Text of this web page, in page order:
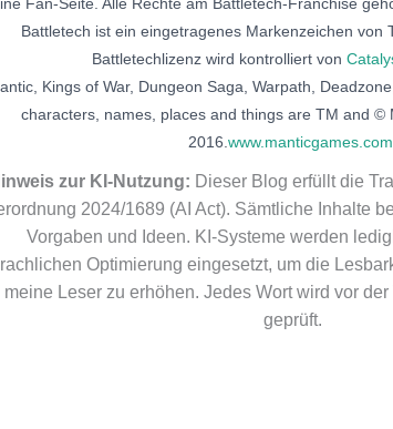
Battletech ist ein eingetragenes Markenzeichen von
Battletechlizenz wird kontrolliert von
Kings of War, Dungeon Saga, Warpath,
characters, names, places and things are TM and ©
2016. www.manticgames.com
zur KI-Nutzung: Dieser Blog erfüllt die
2024/1689 (AI Act). Sämtliche Inhalte
Vorgaben und Ideen. KI-Systeme werden
Optimierung eingesetzt, um die
meine Leser zu erhöhen. Jedes Wort wird vor
geprüft.